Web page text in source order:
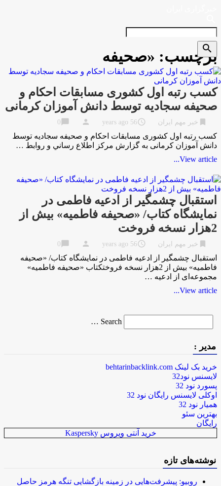
برچسب: «صحیفه
کسب رتبه اول کشوری مسابقات احکام و
صحیفه سجادیه توسط دانش آموزان کرمانی
خبر مهم ایران access_time
56 years ago
person
chat_bubble
کسب رتبه اول کشوری مسابقات احکام و صحیفه سجادیه توسط
دانش آموزان کرمانی به گزارش مركز اطلاع رساني و روابط …
View article...
استقبال چشمگیر از ادعیه فاطمی در
نمایشگاه کتاب/ «صحیفه فاطمیه» بیش از
2هزار نسخه فروخت
خبر مهم ایران access_time
56 years ago
person
chat_bubble
استقبال چشمگیر از ادعیه فاطمی در نمایشگاه کتاب/ «صحیفه
فاطمیه» بیش از 2هزار نسخه فروختکتاب «صحیفه فاطمیه»
مجموعه‌ای از ادعیه …
View article...
for
Search …
search
مدیر :
خرید بک لینک behtarinbacklink.com
لایسنس نود32
پسورد نود 32
اوکلی لایسنس رایگان نود 32
همیار نود 32
بهترین سئو
رایگان
خرید آنتی ویروس Kaspersky
نوشته‌های تازه
روبیو: پیشرفت‌هایی در زمینه بازگشایی تنگه هرمز حاصل